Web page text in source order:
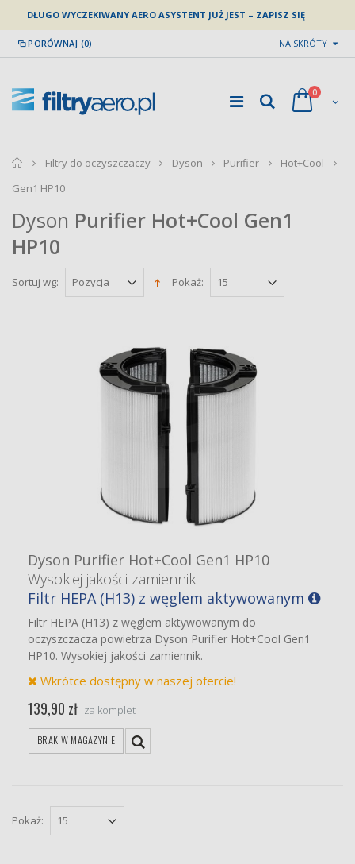
DŁUGO WYCZEKIWANY AERO ASYSTENT JUŻ JEST – ZAPISZ SIĘ
PORÓWNAJ (0) NA SKRÓTY
0
home
Filtry do oczyszczaczy Dyson Purifier
Hot+Cool
Gen1 HP10
Dyson Purifier Hot+Cool Gen1
HP10
Sortuj wg: Pokaż:
Dyson Purifier Hot+Cool Gen1 HP10
Wysokiej jakości zamienniki
Filtr HEPA (H13) z węglem aktywowanym
Filtr HEPA (H13) z węglem aktywowanym do
oczyszczacza powietrza Dyson Purifier Hot+Cool Gen1
HP10. Wysokiej jakości zamiennik.
Wkrótce dostępny w naszej ofercie!
139,90 zł za komplet
BRAK W MAGAZYNIE
Pokaż: